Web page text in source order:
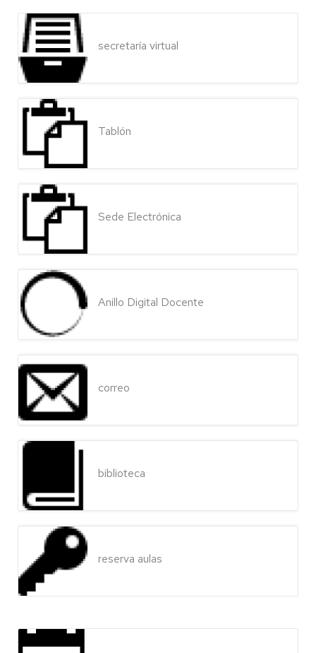
secretaría virtual
Tablón
Sede Electrónica
Anillo Digital Docente
correo
biblioteca
reserva aulas